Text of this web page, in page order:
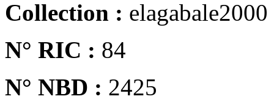
Collection : elagabale2000
N° RIC : 84
N° NBD : 2425